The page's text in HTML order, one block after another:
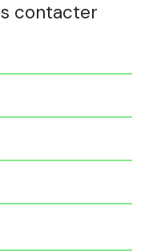
contacter